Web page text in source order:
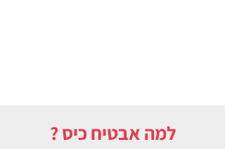
למה אבטיח כיס ?